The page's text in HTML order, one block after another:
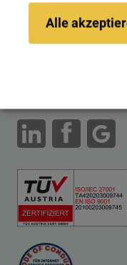
Optimale IT-Lösungen
Reaktionszeiten beim
Alle